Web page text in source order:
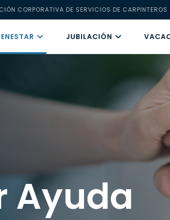
CORPORATIVA DE SERVICIOS DE CARPINTEROS
JUBILACIÓN
Ayuda